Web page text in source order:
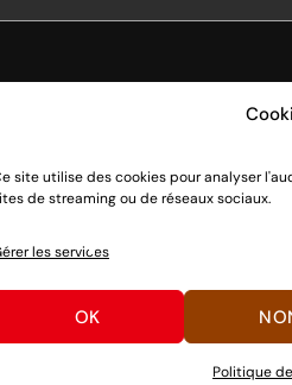
site utilise des cookies pour analyser
de streaming ou de réseaux sociaux.
les services
OK
Politique
Nintendo Switch 1 et 2, sortie le
en passant par des dons,